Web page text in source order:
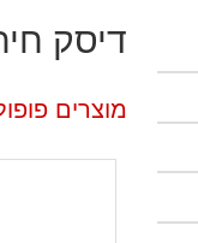
דיסק
מוצרים